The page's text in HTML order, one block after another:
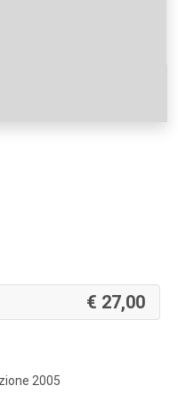
27,00
2005